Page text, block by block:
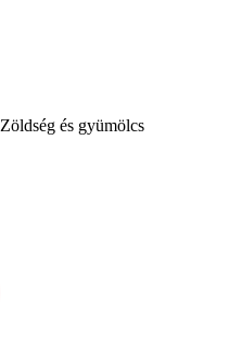
Zöldség és gyümölcs